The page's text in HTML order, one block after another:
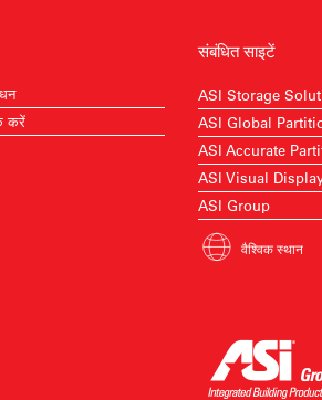
करें
संबंधित साइटें
ASI Storage
ASI Global
ASI Accurate
ASI Visual
ASI Group
वैश्विक स्थान